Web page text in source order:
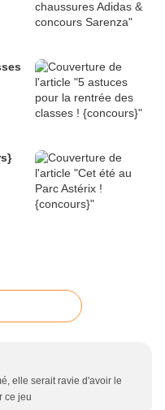
elle serait ravie d'avoir le
ce jeu